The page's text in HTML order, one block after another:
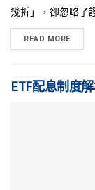
幾折」，卻忽略了
READ MORE
ETF配息制度